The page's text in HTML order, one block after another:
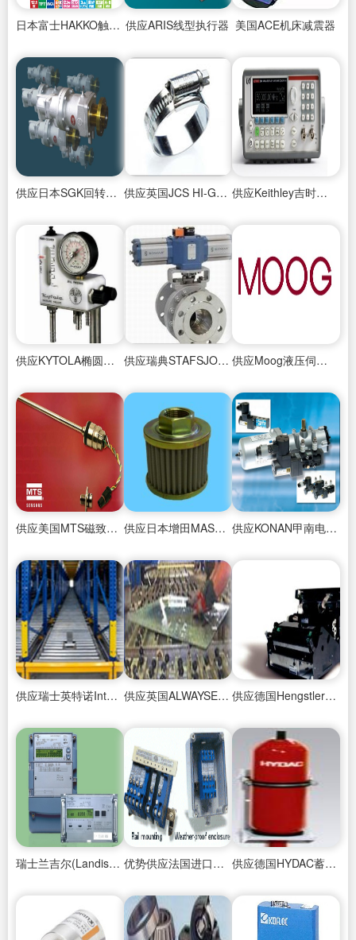
日本富士HAKKO触摸屏 供应ARIS线型执行器 美国ACE机床减震器
供应日本SGK回转接头 供应英国JCS HI-GRIP喉箍卡箍 供应Keithley吉时利电压源
供应KYTOLA椭圆齿轮流量计 供应瑞典STAFSJO(斯达芬)阀门 供应Moog液压伺服阀
供应美国MTS磁致伸缩位移传感器 供应日本增田MASUDA液压过滤器 供应KONAN甲南电磁阀
供应瑞士英特诺Interroll电动滚筒 供应英国ALWAYSE万向滚珠 供应德国Hengstler电子式计数器
瑞士兰吉尔(Landis+Gyr)ZQ系列关口表 优势供应法国进口GEORGIN压力传感器 供应德国HYDAC蓄能器